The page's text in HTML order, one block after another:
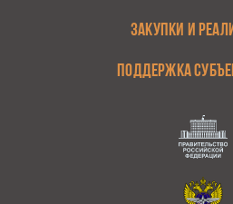
ЗАКУПКИ И
ПОДДЕРЖКА